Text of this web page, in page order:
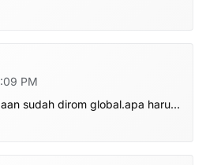
flash Rom lagi om.tolong om
PM
sudah dirom global.apa harus